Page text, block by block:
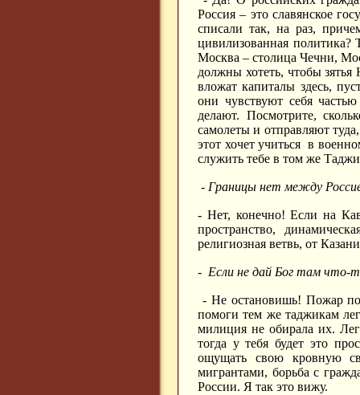
Россия – это славянское
списали так, на раз,
цивилизованная политика?
Москва – столица Чечни,
должны хотеть, чтобы
вложат капиталы здесь,
они чувствуют себя
делают. Посмотрите,
самолеты и отправляют
этот хочет учиться в
служить тебе в том же
- Границы нет между
- Нет, конечно! Если на
пространство,
религиозная ветвь, от
- Если не дай Бог там что-
- Не остановишь! Пожар
помоги тем же таджикам
милиция не обирала их.
тогда у тебя будет это
ощущать свою кровную
мигрантами, борьба с
России. Я так это вижу.